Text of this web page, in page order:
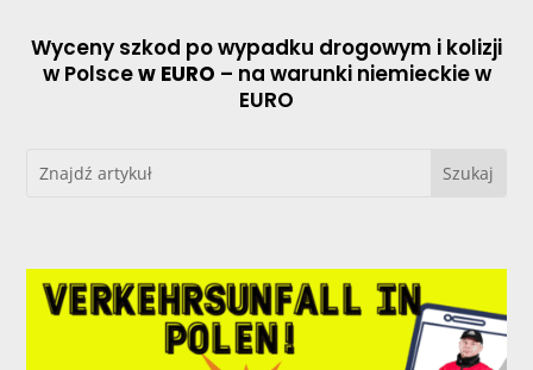
Wyceny szkod po wypadku drogowym i kolizji
w Polscew EURO – na warunki niemieckie w
EURO